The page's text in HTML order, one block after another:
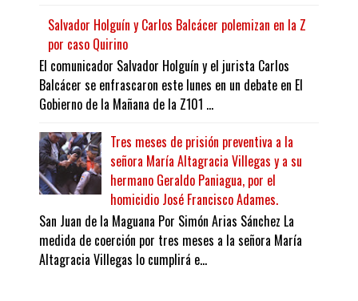
Salvador Holguín y Carlos Balcácer polemizan en la Z
por caso Quirino
El comunicador Salvador Holguín y el jurista Carlos
Balcácer se enfrascaron este lunes en un debate en El
Gobierno de la Mañana de la Z101 ...
Tres meses de prisión preventiva a la
señora María Altagracia Villegas y a su
hermano Geraldo Paniagua, por el
homicidio José Francisco Adames.
San Juan de la Maguana Por Simón Arias Sánchez La
medida de coerción por tres meses a la señora María
Altagracia Villegas lo cumplirá e...